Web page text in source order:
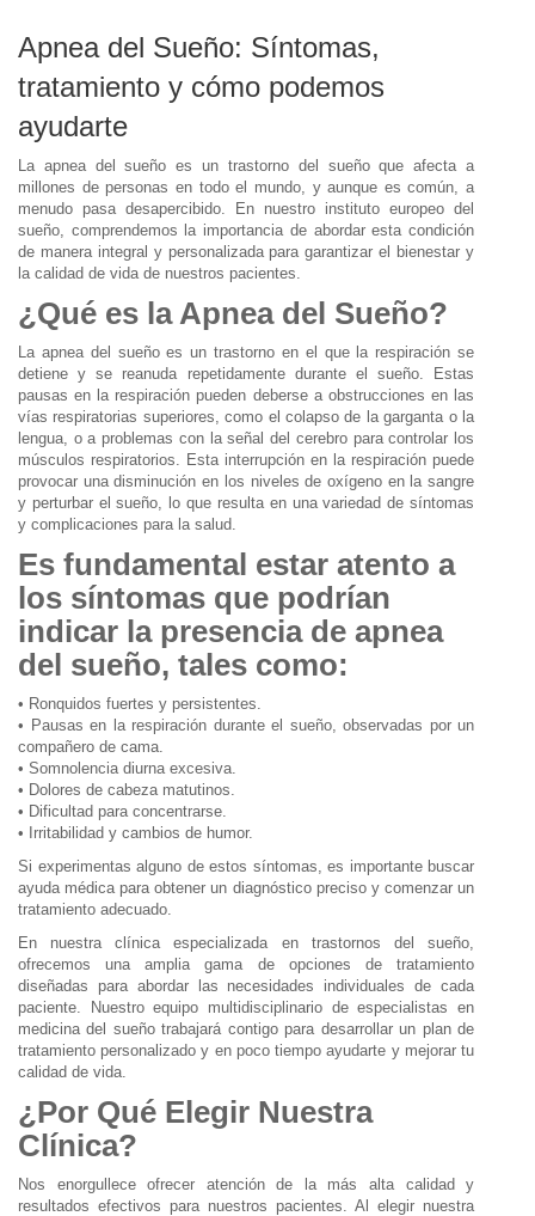
Apnea del Sueño: Síntomas,
tratamiento y cómo podemos
ayudarte
La apnea del sueño es un trastorno del sueño que afecta a
millones de personas en todo el mundo, y aunque es común, a
menudo pasa desapercibido. En nuestro instituto europeo del
sueño, comprendemos la importancia de abordar esta condición
de manera integral y personalizada para garantizar el bienestar y
la calidad de vida de nuestros pacientes.
¿Qué es la Apnea del Sueño?
La apnea del sueño es un trastorno en el que la respiración se
detiene y se reanuda repetidamente durante el sueño. Estas
pausas en la respiración pueden deberse a obstrucciones en las
vías respiratorias superiores, como el colapso de la garganta o la
lengua, o a problemas con la señal del cerebro para controlar los
músculos respiratorios. Esta interrupción en la respiración puede
provocar una disminución en los niveles de oxígeno en la sangre
y perturbar el sueño, lo que resulta en una variedad de síntomas
y complicaciones para la salud.
Es fundamental estar atento a
los síntomas que podrían
indicar la presencia de apnea
del sueño, tales como:
• Ronquidos fuertes y persistentes.
• Pausas en la respiración durante el sueño, observadas por un
compañero de cama.
• Somnolencia diurna excesiva.
• Dolores de cabeza matutinos.
• Dificultad para concentrarse.
• Irritabilidad y cambios de humor.
Si experimentas alguno de estos síntomas, es importante buscar
ayuda médica para obtener un diagnóstico preciso y comenzar un
tratamiento adecuado.
En nuestra clínica especializada en trastornos del sueño,
ofrecemos una amplia gama de opciones de tratamiento
diseñadas para abordar las necesidades individuales de cada
paciente. Nuestro equipo multidisciplinario de especialistas en
medicina del sueño trabajará contigo para desarrollar un plan de
tratamiento personalizado y en poco tiempo ayudarte y mejorar tu
calidad de vida.
¿Por Qué Elegir Nuestra
Clínica?
Nos enorgullece ofrecer atención de la más alta calidad y
resultados efectivos para nuestros pacientes. Al elegir nuestra